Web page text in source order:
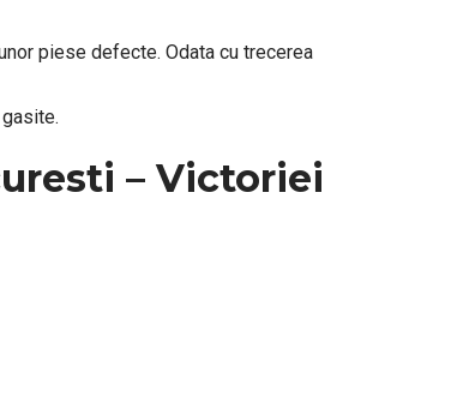
piese defecte. Odata cu trecerea
– Victoriei